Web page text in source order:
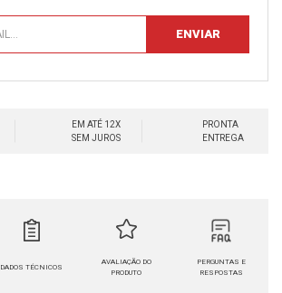
EM ATÉ 12X
SEM JUROS
PRONTA
ENTREGA
DADOS TÉCNICOS
AVALIAÇÃO DO
PRODUTO
PERGUNTAS E
RESPOSTAS